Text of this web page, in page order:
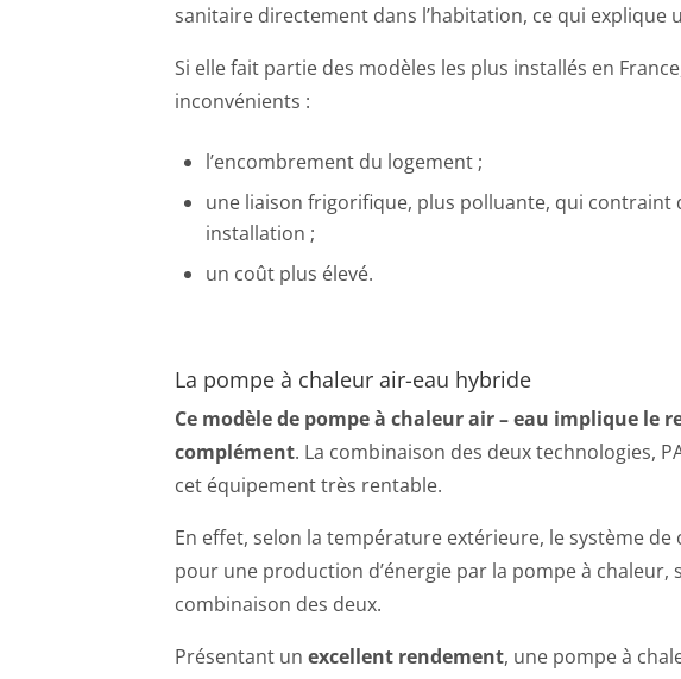
sanitaire directement dans l’habitation, ce qui explique
Si elle fait partie des modèles les plus installés en
inconvénients :
l’encombrement du logement ;
une liaison frigorifique, plus polluante, qui
installation ;
un coût plus élevé.
La pompe à chaleur air-eau hybride
Ce modèle de pompe à chaleur air – eau implique le
complément. La combinaison des deux technologies,
cet équipement très rentable.
En effet, selon la température extérieure, le système
pour une production d’énergie par la pompe à
combinaison des deux.
Présentant un excellent rendement, une pompe à